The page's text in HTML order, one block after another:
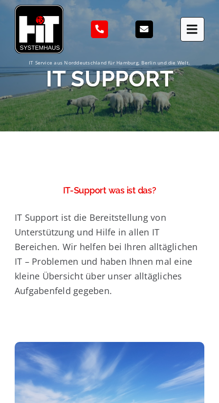
Zum
Inhalt
springen
IT Service aus Norddeutschland für Hamburg, Berlin und die Welt.
IT SUPPORT
IT-Support was ist das?
IT Support ist die Bereitstellung von
Unterstützung und Hilfe in allen IT
Bereichen. Wir helfen bei Ihren alltäglichen
IT – Problemen und haben Ihnen mal eine
kleine Übersicht über unser alltägliches
Aufgabenfeld gegeben.